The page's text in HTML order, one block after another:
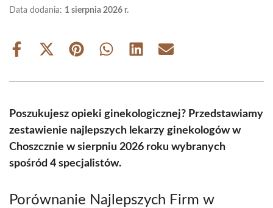
Data dodania: 1 sierpnia 2026 r.
Share
Share
(Twitter)
Share Share Share Share
Poszukujesz opieki ginekologicznej? Przedstawiamy
zestawienie najlepszych lekarzy ginekologów w
Choszcznie w sierpniu 2026 roku wybranych
spośród 4 specjalistów.
Porównanie Najlepszych Firm w